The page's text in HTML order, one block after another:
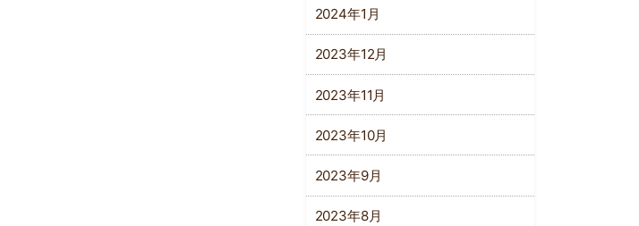
2024年1月
2023年12月
2023年11月
2023年10月
2023年9月
2023年8月